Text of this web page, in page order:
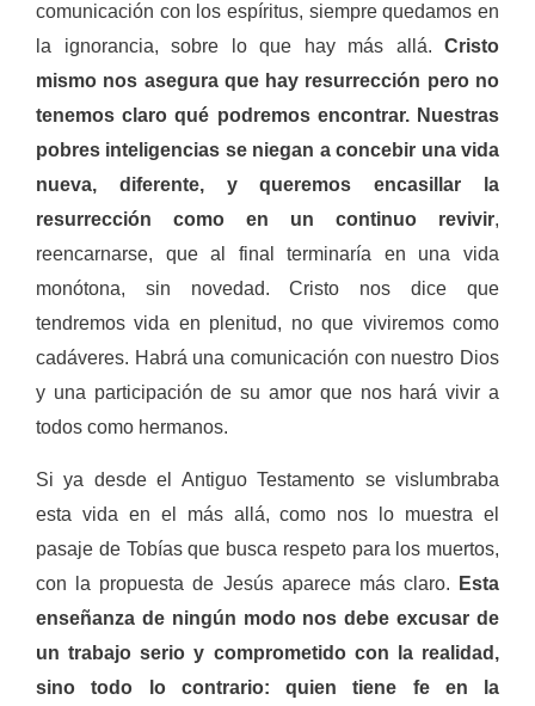
comunicación con los espíritus, siempre quedamos en
la ignorancia, sobre lo que hay más allá. Cristo
mismo nos asegura que hay resurrección pero no
tenemos claro qué podremos encontrar. Nuestras
pobres inteligencias se niegan a concebir una vida
nueva, diferente, y queremos encasillar la
resurrección como en un continuo revivir,
reencarnarse, que al final terminaría en una vida
monótona, sin novedad. Cristo nos dice que
tendremos vida en plenitud, no que viviremos como
cadáveres. Habrá una comunicación con nuestro Dios
y una participación de su amor que nos hará vivir a
todos como hermanos.
Si ya desde el Antiguo Testamento se vislumbraba
esta vida en el más allá, como nos lo muestra el
pasaje de Tobías que busca respeto para los muertos,
con la propuesta de Jesús aparece más claro. Esta
enseñanza de ningún modo nos debe excusar de
un trabajo serio y comprometido con la realidad,
sino todo lo contrario: quien tiene fe en la